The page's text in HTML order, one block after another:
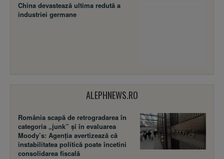
China devastează ultima redută a
industriei germane
ALEPHNEWS.RO
România scapă de retrogradarea în
categoria „junk” și în evaluarea
Moody’s: Agenția avertizează că
instabilitatea politică poate încetini
consolidarea fiscală